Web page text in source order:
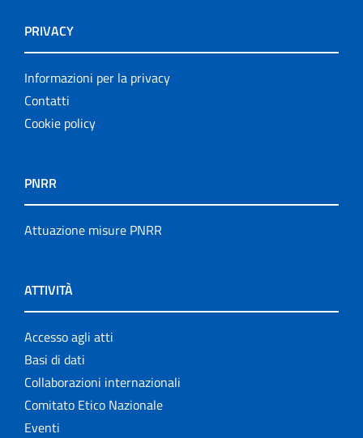
PRIVACY
Informazioni per la privacy
Contatti
Cookie policy
PNRR
Attuazione misure PNRR
ATTIVITÀ
Accesso agli atti
Basi di dati
Collaborazioni internazionali
Comitato Etico Nazionale
Eventi